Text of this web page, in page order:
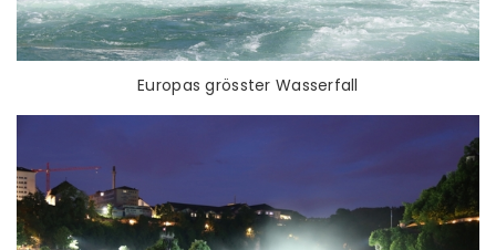
Europas grösster Wasserfall